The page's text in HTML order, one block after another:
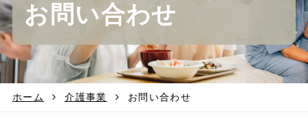
i
g
a
お問い合わせ
ホーム 介護事業 お問い合わせ